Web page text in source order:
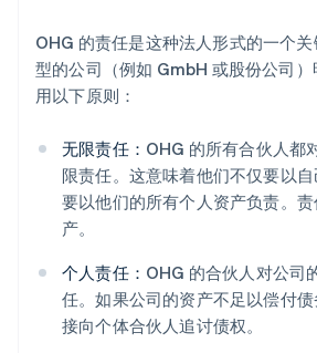
OHG 的责任是这种法人形式的一个
型的公司（例如 GmbH 或股份公司
用以下原则：
无限责任： OHG 的所有合伙人都
限责任。这意味着他们不仅要以
要以他们的所有个人资产负责。
产。
个人责任： OHG 的合伙人对公司
任。如果公司的资产不足以偿付
接向个体合伙人追讨债权。